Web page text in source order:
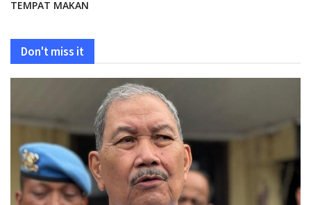
TEMPAT MAKAN
Don't miss it